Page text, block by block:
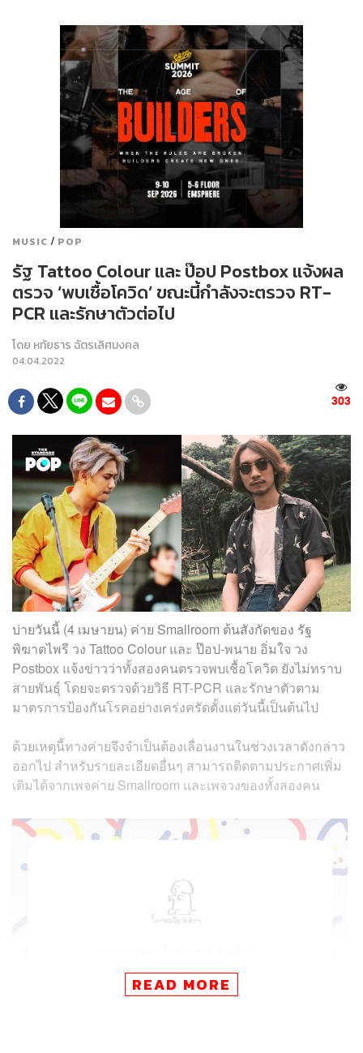
MUSIC / POP
รัฐ Tattoo Colour และ ป๊อป Postbox แจ้งผล
ตรวจ ‘พบเชื้อโควิด’ ขณะนี้กำลังจะตรวจ RT-
PCR และรักษาตัวต่อไป
โดย หทัยธาร ฉัตรเลิศมงคล
04.04.2022
303
บ่ายวันนี้ (4 เมษายน) ค่าย Smallroom ต้นสังกัดของ รัฐ
พิฆาตไพรี วง Tattoo Colour และ ป๊อป-พนาย อิ่มใจ วง
Postbox แจ้งข่าวว่าทั้งสองคนตรวจพบเชื้อโควิด ยังไม่ทราบ
สายพันธุ์ โดยจะตรวจด้วยวิธี RT-PCR และรักษาตัวตาม
มาตรการป้องกันโรคอย่างเคร่งครัดตั้งแต่วันนี้เป็นต้นไป
ด้วยเหตุนี้ทางค่ายจึงจำเป็นต้องเลื่อนงานในช่วงเวลาดังกล่าว
ออกไป สำหรับรายละเอียดอื่นๆ สามารถติดตามประกาศเพิ่ม
เติมได้จากเพจค่าย Smallroom และเพจวงของทั้งสองคน
READ MORE